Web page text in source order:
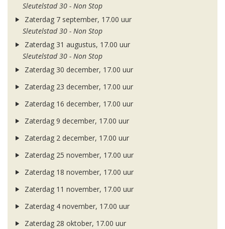
Sleutelstad 30 - Non Stop
Zaterdag 7 september, 17.00 uur
Sleutelstad 30 - Non Stop
Zaterdag 31 augustus, 17.00 uur
Sleutelstad 30 - Non Stop
Zaterdag 30 december, 17.00 uur
Zaterdag 23 december, 17.00 uur
Zaterdag 16 december, 17.00 uur
Zaterdag 9 december, 17.00 uur
Zaterdag 2 december, 17.00 uur
Zaterdag 25 november, 17.00 uur
Zaterdag 18 november, 17.00 uur
Zaterdag 11 november, 17.00 uur
Zaterdag 4 november, 17.00 uur
Zaterdag 28 oktober, 17.00 uur